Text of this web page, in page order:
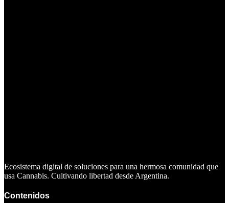
Ecosistema digital de soluciones para una hermosa comunidad que
usa Cannabis. Cultivando libertad desde Argentina.
Contenidos